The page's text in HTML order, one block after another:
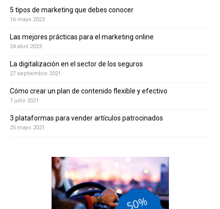
5 tipos de marketing que debes conocer
16 mayo 2023
Las mejores prácticas para el marketing online
24 abril 2023
La digitalización en el sector de los seguros
27 septiembre 2021
Cómo crear un plan de contenido flexible y efectivo
7 julio 2021
3 plataformas para vender artículos patrocinados
25 mayo 2021